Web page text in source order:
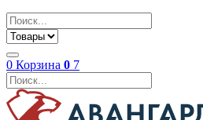
0 Корзина 0 7